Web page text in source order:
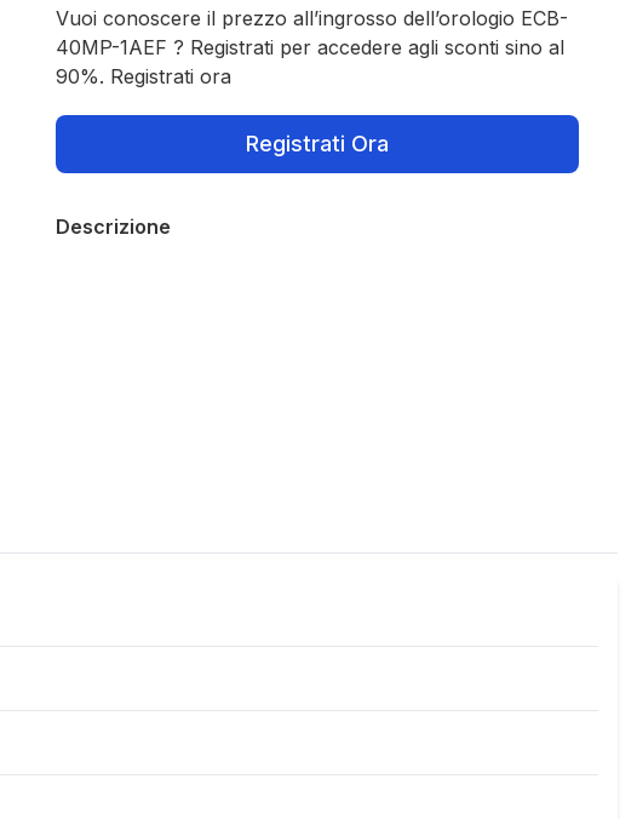
Vuoi conoscere il prezzo all’ingrosso dell’orologio ECB-
40MP-1AEF ? Registrati per accedere agli sconti sino al
90%. Registrati ora
Registrati Ora
Descrizione